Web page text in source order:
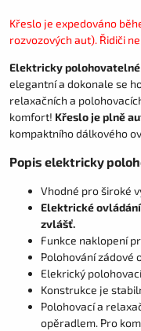
Křeslo je expedováno
rozvozových aut). Řidiči
Elektricky
elegantní a dokonale se
relaxačních a
komfort! Křeslo je plně
kompaktního dálkového
Popis elektricky
Vhodné pro široké
Elektrické
zvlášť.
Funkce naklopení
Polohování zádové
Elekrický
Konstrukce je
Polohovací a
opěradlem. Pro